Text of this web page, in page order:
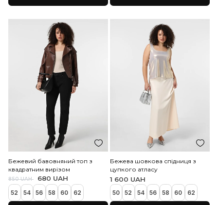
895 UAH
56 58
Додати до кошика
48 50 52 54 56 58
64
Додати до